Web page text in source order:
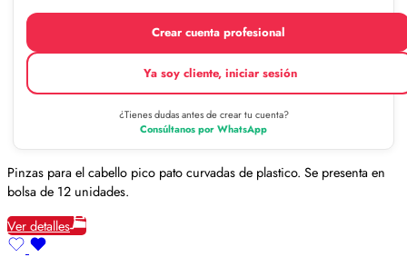
Crear cuenta profesional
Ya soy cliente, iniciar sesión
¿Tienes dudas antes de crear tu cuenta?
Consúltanos por WhatsApp
Pinzas para el cabello pico pato curvadas de plastico. Se presenta en
bolsa de 12 unidades.
Ver detalles